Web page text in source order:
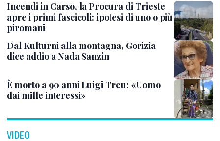
Incendi in Carso, la Procura di Trieste
apre i primi fascicoli: ipotesi di uno o più
piromani
Dal Kulturni alla montagna, Gorizia
dice addio a Nada Sanzin
È morto a 90 anni Luigi Treu: «Uomo
dai mille interessi»
VIDEO